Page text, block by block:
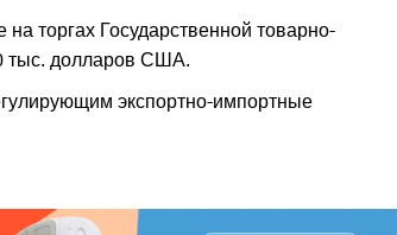
торгах Государственной товарно-
тыс. долларов США.
экспортно-импортные